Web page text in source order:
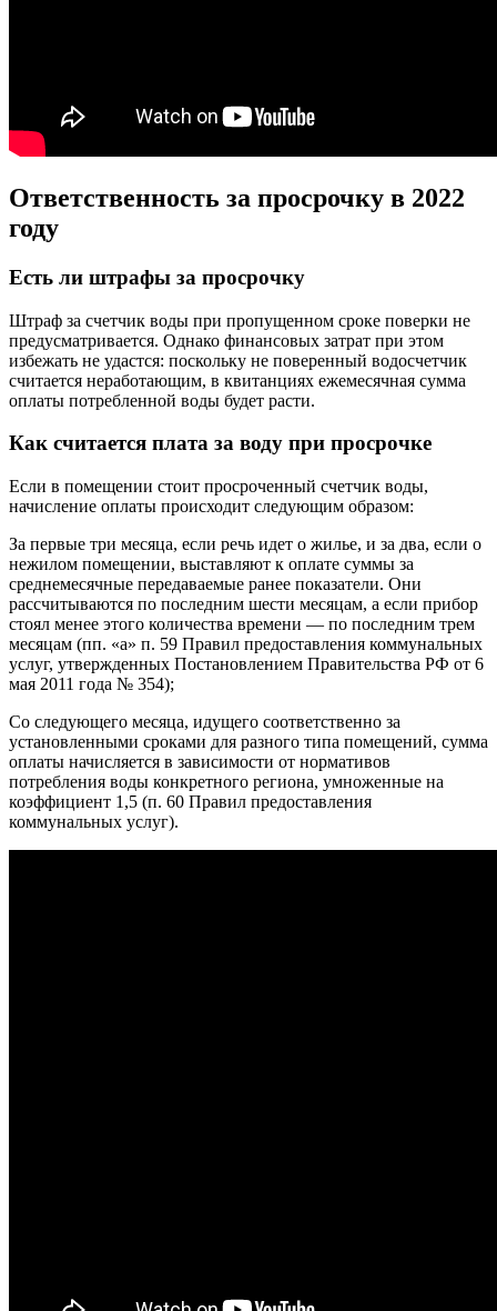
Ответственность за просрочку в 2022
году
Есть ли штрафы за просрочку
Штраф за счетчик воды при пропущенном сроке поверки не
предусматривается. Однако финансовых затрат при этом
избежать не удастся: поскольку не поверенный водосчетчик
считается неработающим, в квитанциях ежемесячная сумма
оплаты потребленной воды будет расти.
Как считается плата за воду при просрочке
Если в помещении стоит просроченный счетчик воды,
начисление оплаты происходит следующим образом:
За первые три месяца, если речь идет о жилье, и за два, если о
нежилом помещении, выставляют к оплате суммы за
среднемесячные передаваемые ранее показатели. Они
рассчитываются по последним шести месяцам, а если прибор
стоял менее этого количества времени — по последним трем
месяцам (пп. «а» п. 59 Правил предоставления коммунальных
услуг, утвержденных Постановлением Правительства РФ от 6
мая 2011 года № 354);
Со следующего месяца, идущего соответственно за
установленными сроками для разного типа помещений, сумма
оплаты начисляется в зависимости от нормативов
потребления воды конкретного региона, умноженные на
коэффициент 1,5 (п. 60 Правил предоставления
коммунальных услуг).